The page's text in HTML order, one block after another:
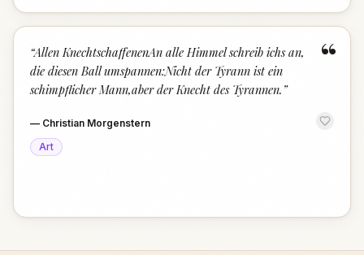
“
“Allen KnechtschaffenenAn alle Himmel schreib ichs an,
die diesen Ball umspannen:Nicht der Tyrann ist ein
schimpflicher Mann,aber der Knecht des Tyrannen. ”
— Christian Morgenstern
Art